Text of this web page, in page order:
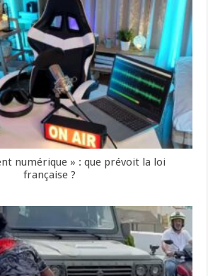
numérique » : que prévoit la loi
française ?